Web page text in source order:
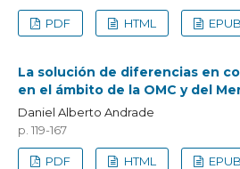
PDF HTML EPUB
La solución de diferencias en
en el ámbito de la OMC y del
Daniel Alberto Andrade
p. 119-167
PDF HTML EPUB